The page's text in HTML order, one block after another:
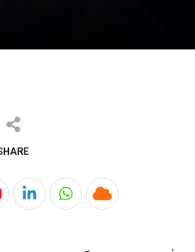
LinkedInWhatsapp
Cloud